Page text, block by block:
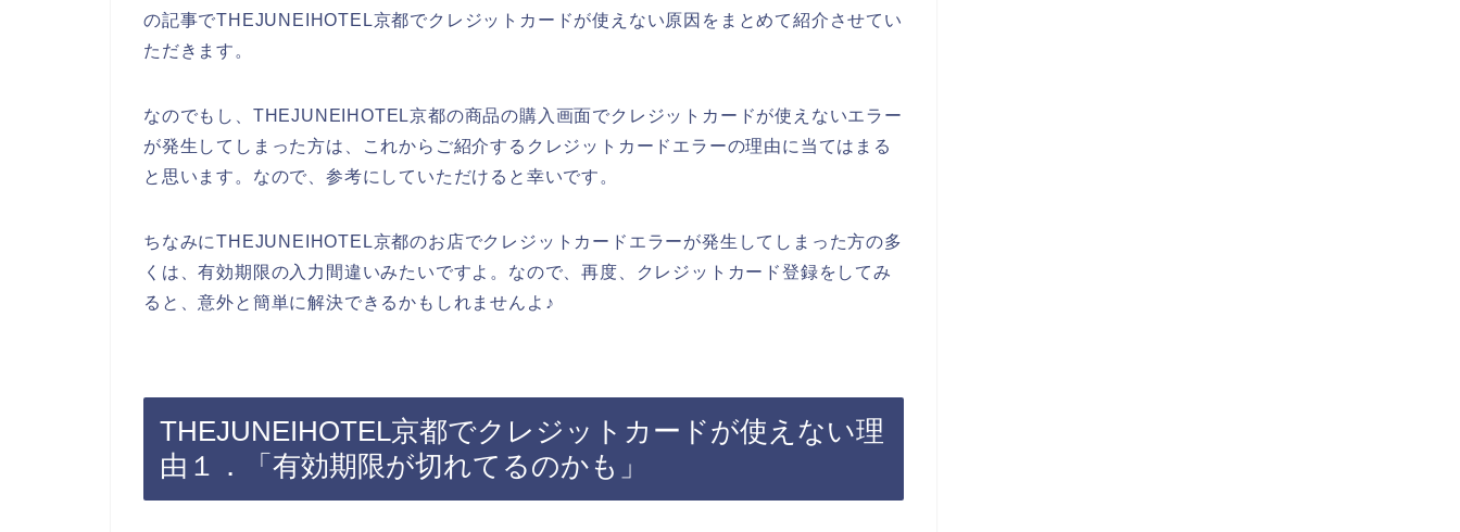
の記事でTHEJUNEIHOTEL京都でクレジットカードが使えない原因をまとめて紹介させてい
ただきます。
なのでもし、THEJUNEIHOTEL京都の商品の購入画面でクレジットカードが使えないエラー
が発生してしまった方は、これからご紹介するクレジットカードエラーの理由に当てはまる
と思います。なので、参考にしていただけると幸いです。
ちなみにTHEJUNEIHOTEL京都のお店でクレジットカードエラーが発生してしまった方の多
くは、有効期限の入力間違いみたいですよ。なので、再度、クレジットカード登録をしてみ
ると、意外と簡単に解決できるかもしれませんよ♪
THEJUNEIHOTEL京都でクレジットカードが使えない理
由１．「有効期限が切れてるのかも」